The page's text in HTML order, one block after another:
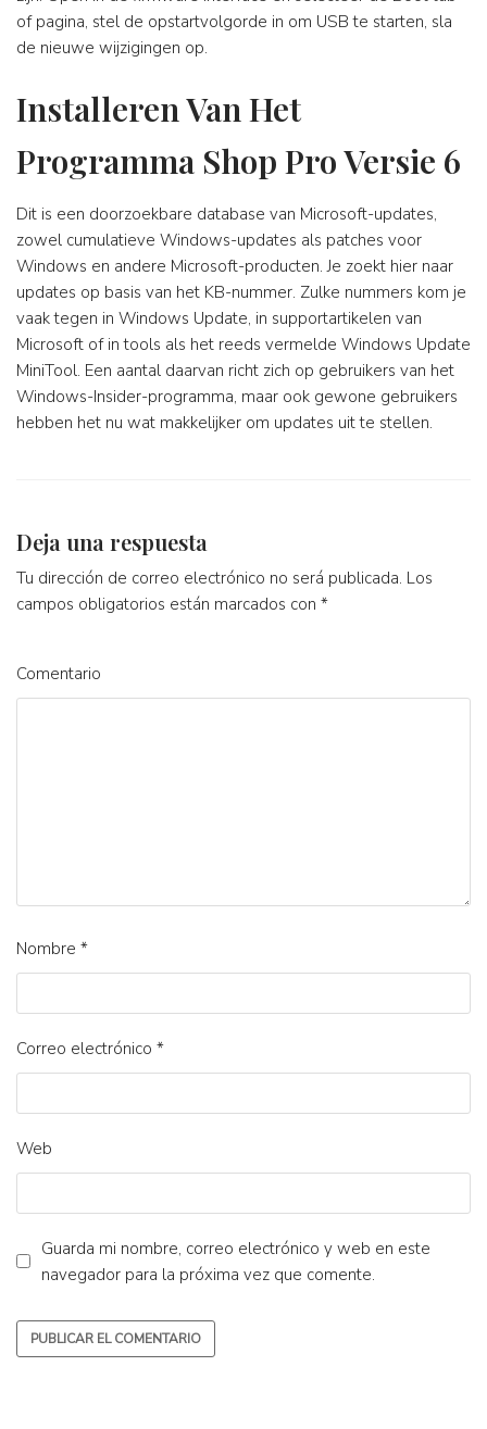
of pagina, stel de opstartvolgorde in om USB te starten, sla
de nieuwe wijzigingen op.
Installeren Van Het
Programma Shop Pro Versie 6
Dit is een doorzoekbare database van Microsoft-updates,
zowel cumulatieve Windows-updates als patches voor
Windows en andere Microsoft-producten. Je zoekt hier naar
updates op basis van het KB-nummer. Zulke nummers kom je
vaak tegen in Windows Update, in supportartikelen van
Microsoft of in tools als het reeds vermelde Windows Update
MiniTool. Een aantal daarvan richt zich op gebruikers van het
Windows-Insider-programma, maar ook gewone gebruikers
hebben het nu wat makkelijker om updates uit te stellen.
Deja una respuesta
Tu dirección de correo electrónico no será publicada. Los
campos obligatorios están marcados con *
Comentario
Nombre *
Correo electrónico *
Web
Guarda mi nombre, correo electrónico y web en este
navegador para la próxima vez que comente.